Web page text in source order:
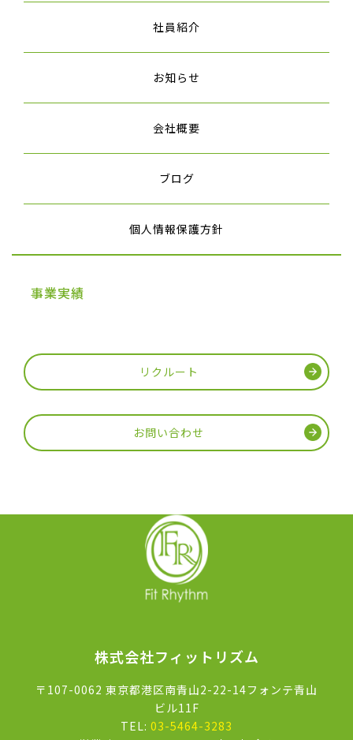
社員紹介
お知らせ
会社概要
ブログ
個人情報保護方針
事業実績
リクルート
お問い合わせ
株式会社フィットリズム
〒107-0062 東京都港区南青山2-22-14フォンテ青山
ビル11F
TEL: 03-5464-3283